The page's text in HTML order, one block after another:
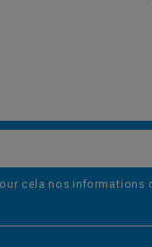
cela nos informations